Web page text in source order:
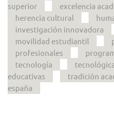
superior
excelencia
herencia cultural
investigación innovadora
movilidad estudiantil
profesionales
tecnología
educativas
tradición
españa